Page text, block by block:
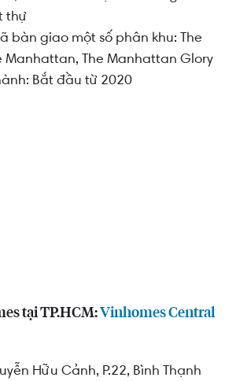
thự
bàn giao một số phân khu: The
Manhattan, The Manhattan Glory
: Bắtđầu từ 2020
tại TP.HCM: Vinhomes Central
Hữu Cảnh, P.22, Bình Thạnh